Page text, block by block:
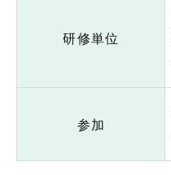
研修単位
参加